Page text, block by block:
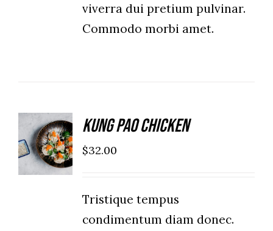
viverra dui pretium pulvinar.
Commodo morbi amet.
ADD TO
CART
/
DETAILS
Kung Pao Chicken
$32.00
Tristique tempus
condimentum diam donec.